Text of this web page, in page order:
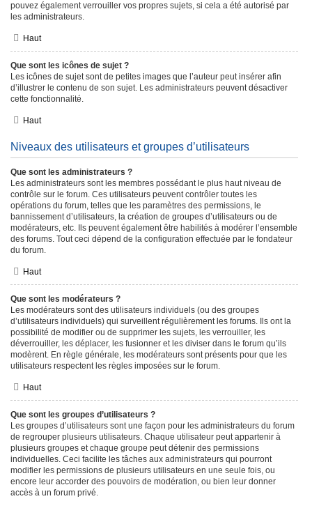
pouvez également verrouiller vos propres sujets, si cela a été autorisé par
les administrateurs.
Haut
Que sont les icônes de sujet ?
Les icônes de sujet sont de petites images que l’auteur peut insérer afin
d’illustrer le contenu de son sujet. Les administrateurs peuvent désactiver
cette fonctionnalité.
Haut
Niveaux des utilisateurs et groupes d’utilisateurs
Que sont les administrateurs ?
Les administrateurs sont les membres possédant le plus haut niveau de
contrôle sur le forum. Ces utilisateurs peuvent contrôler toutes les
opérations du forum, telles que les paramètres des permissions, le
bannissement d’utilisateurs, la création de groupes d’utilisateurs ou de
modérateurs, etc. Ils peuvent également être habilités à modérer l’ensemble
des forums. Tout ceci dépend de la configuration effectuée par le fondateur
du forum.
Haut
Que sont les modérateurs ?
Les modérateurs sont des utilisateurs individuels (ou des groupes
d’utilisateurs individuels) qui surveillent régulièrement les forums. Ils ont la
possibilité de modifier ou de supprimer les sujets, les verrouiller, les
déverrouiller, les déplacer, les fusionner et les diviser dans le forum qu’ils
modèrent. En règle générale, les modérateurs sont présents pour que les
utilisateurs respectent les règles imposées sur le forum.
Haut
Que sont les groupes d’utilisateurs ?
Les groupes d’utilisateurs sont une façon pour les administrateurs du forum
de regrouper plusieurs utilisateurs. Chaque utilisateur peut appartenir à
plusieurs groupes et chaque groupe peut détenir des permissions
individuelles. Ceci facilite les tâches aux administrateurs qui pourront
modifier les permissions de plusieurs utilisateurs en une seule fois, ou
encore leur accorder des pouvoirs de modération, ou bien leur donner
accès à un forum privé.